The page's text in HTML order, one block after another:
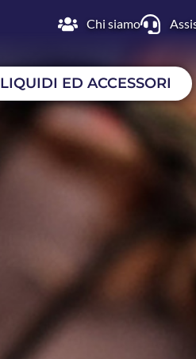
Chi siamo
LIQUIDI ED ACCESSORI